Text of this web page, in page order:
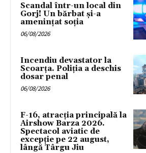
Scandal într-un local din
Gorj! Un bărbat și-a
amenințat soția
06/08/2026
Incendiu devastator la
Scoarța. Poliția a deschis
dosar penal
06/08/2026
F-16, atracția principală la
Airshow Barza 2026.
Spectacol aviatic de
excepție pe 22 august,
lângă Târgu Jiu